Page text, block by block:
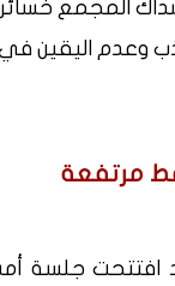
وعدم اليقين
مرتفعة
افتتحت